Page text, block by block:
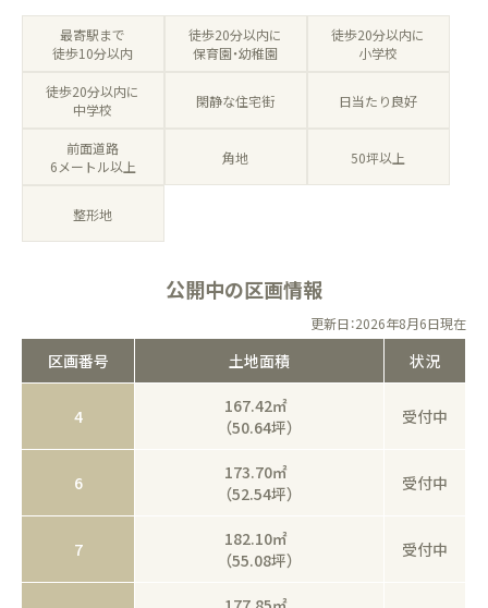
最寄駅まで
徒歩10分以内
徒歩20分以内に
保育園・幼稚園
徒歩20分以内に
小学校
徒歩20分以内に
中学校
閑静な住宅街 日当たり良好
前面道路
6メートル以上
角地 50坪以上
整形地
公開中の区画情報
更新日：2026年8月6日現在
区画番号 土地面積 状況
4
167.42㎡
（50.64坪）
受付中
6
173.70㎡
（52.54坪）
受付中
7
182.10㎡
（55.08坪）
受付中